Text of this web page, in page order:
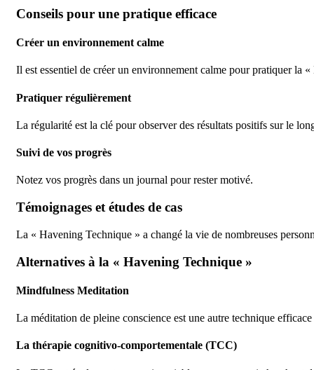
Conseils pour une pratique efficace
Créer un environnement calme
Il est essentiel de créer un environnement calme pour pratiquer la
Pratiquer régulièrement
La régularité est la clé pour observer des résultats positifs sur le
Suivi de vos progrès
Notez vos progrès dans un journal pour rester motivé.
Témoignages et études de cas
La « Havening Technique » a changé la vie de nombreuses
Alternatives à la « Havening Technique »
Mindfulness Meditation
La méditation de pleine conscience est une autre technique
La thérapie cognitivo-comportementale (TCC)